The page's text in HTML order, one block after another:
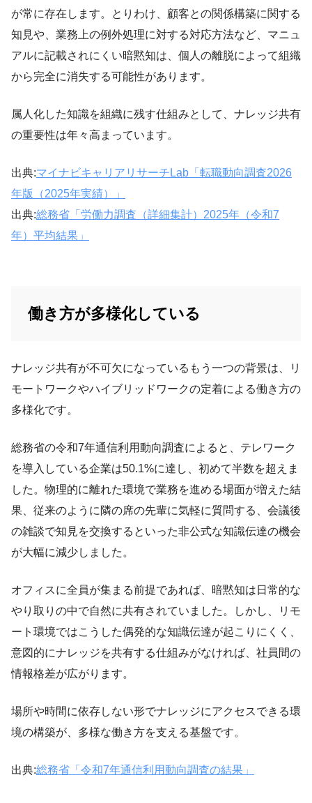
が常に存在します。とりわけ、顧客との関係構築に関する
知見や、業務上の例外処理に対する対応方法など、マニュ
アルに記載されにくい暗黙知は、個人の離脱によって組織
から完全に消失する可能性があります。
属人化した知識を組織に残す仕組みとして、ナレッジ共有
の重要性は年々高まっています。
出典:マイナビキャリアリサーチLab「転職動向調査2026
年版（2025年実績）」
出典:総務省「労働力調査（詳細集計）2025年（令和7
年）平均結果」
働き方が多様化している
ナレッジ共有が不可欠になっているもう一つの背景は、リ
モートワークやハイブリッドワークの定着による働き方の
多様化です。
総務省の令和7年通信利用動向調査によると、テレワーク
を導入している企業は50.1%に達し、初めて半数を超えま
した。物理的に離れた環境で業務を進める場面が増えた結
果、従来のように隣の席の先輩に気軽に質問する、会議後
の雑談で知見を交換するといった非公式な知識伝達の機会
が大幅に減少しました。
オフィスに全員が集まる前提であれば、暗黙知は日常的な
やり取りの中で自然に共有されていました。しかし、リモ
ート環境ではこうした偶発的な知識伝達が起こりにくく、
意図的にナレッジを共有する仕組みがなければ、社員間の
情報格差が広がります。
場所や時間に依存しない形でナレッジにアクセスできる環
境の構築が、多様な働き方を支える基盤です。
出典:総務省「令和7年通信利用動向調査の結果」